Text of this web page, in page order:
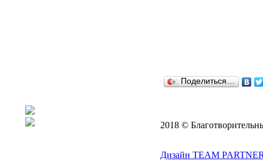
Поделиться…
2018 ©
Дизайн TEAM